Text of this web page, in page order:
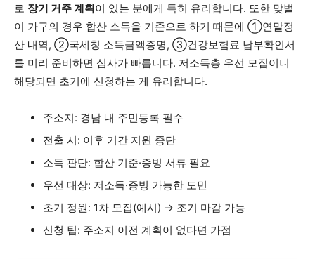
로 장기 거주 계획이 있는 분에게 특히 유리합니다. 또한 맞벌
이 가구의 경우 합산 소득을 기준으로 하기 때문에 ①연말정
산 내역, ②국세청 소득금액증명, ③건강보험료 납부확인서
를 미리 준비하면 심사가 빠릅니다. 저소득층 우선 모집이니
해당되면 초기에 신청하는 게 유리합니다.
주소지: 경남 내 주민등록 필수
전출 시: 이후 기간 지원 중단
소득 판단: 합산 기준·증빙 서류 필요
우선 대상: 저소득·증빙 가능한 도민
초기 정원: 1차 모집(예시) → 조기 마감 가능
신청 팁: 주소지 이전 계획이 없다면 가점